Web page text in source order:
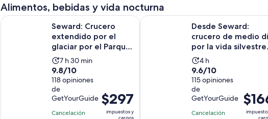
adulto
adulto
Alimentos, bebidas y vida nocturna
Seward: Crucero
extendido por el
glaciar por el Parque
Nacional de los Fior...
La
actividad
dura
7
horas
y
7 h 30 min
9.8
de
10
con
118
9.8/10
118 opiniones
de
GetYourGuide
Cancelación
El
precio
es
$297
impuestos y
cargos
Seward: Crucero extendido por el glaciar por el Parque Nacional de los
Desde Seward:
crucero de medio
por la vida silvestre
de Resurrection Ba...
La
actividad
dura
4
horas
4 h
9.6
de
10
con
115
9.6/10
115 opiniones
de
GetYourGuide
Cancelación
El
precio
es
Desde Seward: crucero de medio